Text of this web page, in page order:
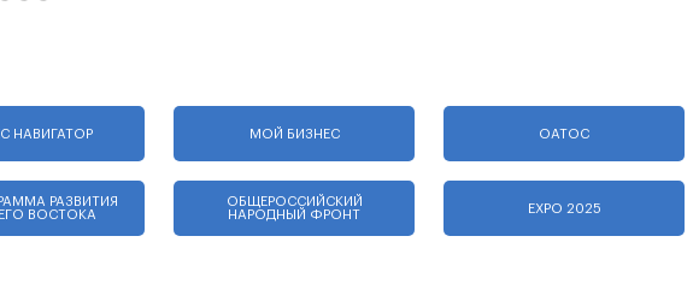
НАВИГАТОР МОЙ БИЗНЕС ОАТОС
РАЗВИТИЯ
ВОСТОКА
ОБЩЕРОССИЙСКИЙ
НАРОДНЫЙ ФРОНТ
EXPO 2025